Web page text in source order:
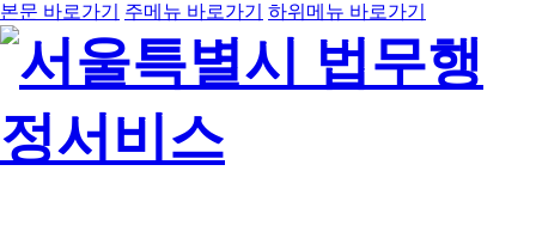
본문 바로가기 주메뉴 바로가기 하위메뉴 바로가기